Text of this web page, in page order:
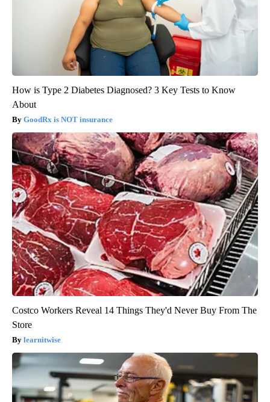
How is Type 2 Diabetes Diagnosed? 3 Key Tests to Know
About
GoodRx is NOT insurance
Costco Workers Reveal 14 Things They'd Never Buy From The
Store
learnitwise